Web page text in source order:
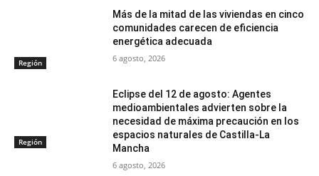
Región
Más de la mitad de las viviendas en cinco
comunidades carecen de eficiencia
energética adecuada
6 agosto, 2026
Región
Eclipse del 12 de agosto: Agentes
medioambientales advierten sobre la
necesidad de máxima precaución en los
espacios naturales de Castilla-La
Mancha
6 agosto, 2026